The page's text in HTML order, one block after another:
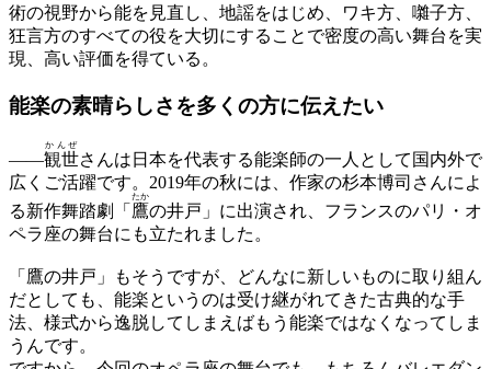
術の視野から能を見直し、地謡をはじめ、ワキ方、囃子方、
狂言方のすべての役を大切にすることで密度の高い舞台を実
現、高い評価を得ている。
能楽の素晴らしさを多くの方に伝えたい
——観世
かんぜ
さんは日本を代表する能楽師の一人として国内外で
広くご活躍です。2019年の秋には、作家の杉本博司さんによ
る新作舞踏劇「 鷹
たか
の井戸」に出演され、フランスのパリ・オ
ペラ座の舞台にも立たれました。
「鷹の井戸」もそうですが、どんなに新しいものに取り組ん
だとしても、能楽というのは受け継がれてきた古典的な手
法、様式から逸脱してしまえばもう能楽ではなくなってしま
うんです。